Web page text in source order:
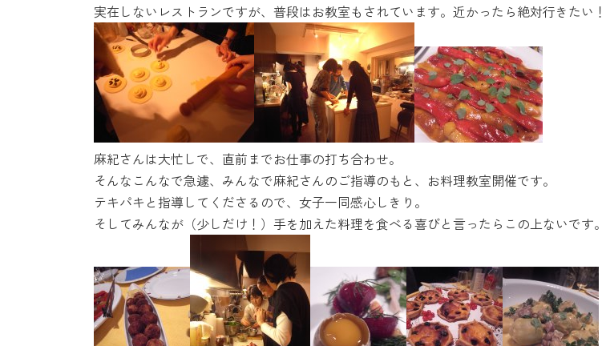
実在しないレストランですが、普段はお教室もされています。近かったら絶対行きたい！
麻紀さんは大忙しで、直前までお仕事の打ち合わせ。
そんなこんなで急遽、みんなで麻紀さんのご指導のもと、お料理教室開催です。
テキパキと指導してくださるので、女子一同感心しきり。
そしてみんなが（少しだけ！）手を加えた料理を食べる喜びと言ったらこの上ないです。